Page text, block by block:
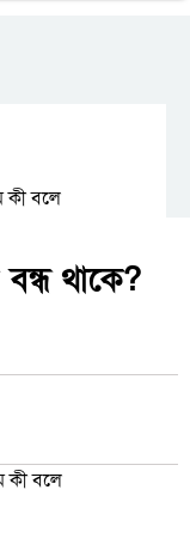
কী বলে
থাকে?